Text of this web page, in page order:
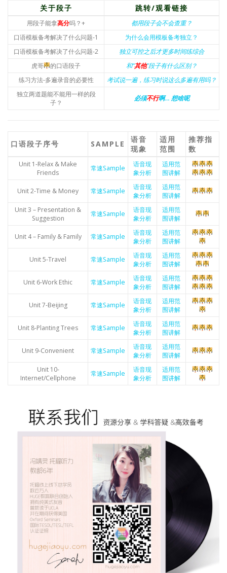
关于段子 跳转/观看链接
用段子能拿高分吗？+
都用段子会不会查重？
口语模板备考解决了什么问题-1
为什么会用模板备考独立？
口语模板备考解决了什么问题-2
独立可控之后才更多时间练综合
虎哥
的口语段子 和“其他”段子有什么区别？
练习方法-多遍录音的必要性
考试说一遍，练习时说这么多遍有用吗？
独立两道题能不能用一样的段
子？
必须不行啊… 想啥呢
口语段子序号 SAMPLE
语音
现象
适用
范围
推荐指
数
Unit 1-Relax & Make
Friends
常速Sample
语音现
象分析
适用范
围讲解
Unit 2-Time & Money 常速Sample
语音现
象分析
适用范
围讲解
Unit 3 – Presentation &
Suggestion
常速Sample
语音现
象分析
适用范
围讲解
Unit 4 – Family & Family 常速Sample
语音现
象分析
适用范
围讲解
Unit 5-Travel 常速Sample
语音现
象分析
适用范
围讲解
Unit 6-Work Ethic 常速Sample
语音现
象分析
适用范
围讲解
Unit 7-Beijing 常速Sample
语音现
象分析
适用范
围讲解
Unit 8-Planting Trees 常速Sample
语音现
象分析
适用范
围讲解
Unit 9-Convenient 常速Sample
语音现
象分析
适用范
围讲解
Unit 10-
Internet/Cellphone
常速Sample
语音现
象分析
适用范
围讲解